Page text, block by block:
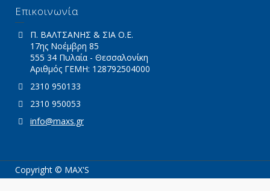
Επικοινωνία
Π. ΒΑΛΤΣΑΝΗΣ & ΣΙΑ Ο.Ε.
17ης Νοέμβρη 85
555 34 Πυλαία - Θεσσαλονίκη
Αριθμός ΓΕΜΗ: 128792504000
2310 950133
2310 950053
info@maxs.gr
Copyright © MAX'S